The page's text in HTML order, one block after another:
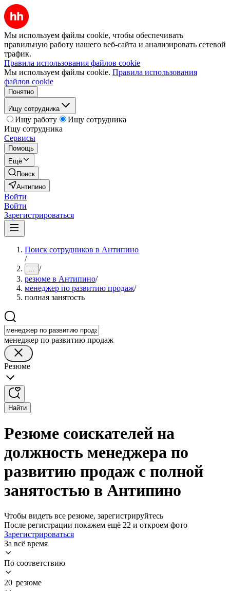
Мы используем файлы cookie, чтобы обеспечивать
правильную работу нашего веб-сайта и анализировать сетевой
трафик.
Правила использования файлов cookie
Мы используем файлы cookie. Правила использования
файлов cookie
Понятно
Ищу сотрудника
Ищу работу
Ищу сотрудника
Ищу сотрудника
Сервисы
Помощь
Ещё
Поиск
Антипино
Войти
Войти
Зарегистрироваться
Поиск сотрудников в Антипино
/
... /
резюме в Антипино/
менеджер по развитию продаж/
полная занятость
менеджер по развитию продаж
Резюме
Найти
Резюме соискателей на
должность менеджера по
развитию продаж с полной
занятостью в Антипино
Чтобы видеть все резюме, зарегистрируйтесь
После регистрации покажем ещё 22 и откроем фото
Зарегистрироваться
За всё время
По соответствию
20 резюме